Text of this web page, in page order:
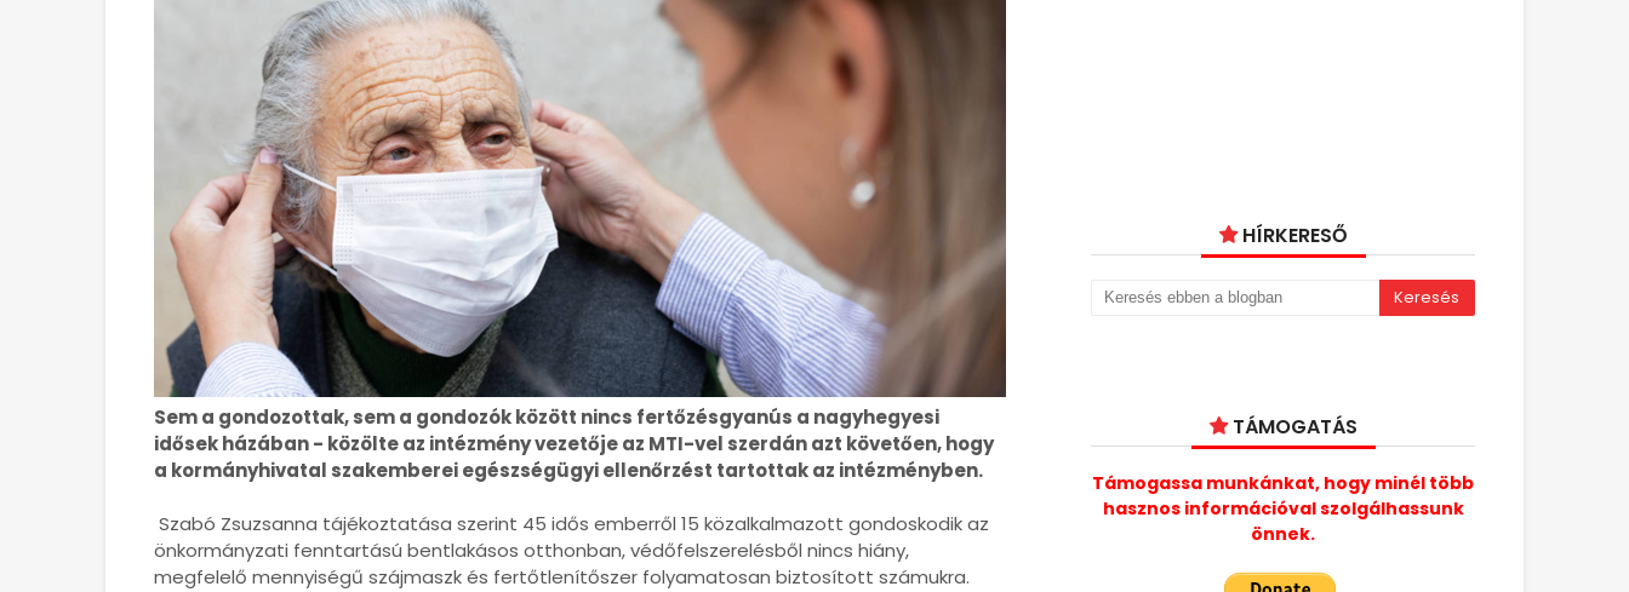
Sem a gondozottak, sem a gondozók között nincs fertőzésgyanús a nagyhegyesi
idősek házában - közölte az intézmény vezetője az MTI-vel szerdán azt követően, hogy
a kormányhivatal szakemberei egészségügyi ellenőrzést tartottak az intézményben.
Szabó Zsuzsanna tájékoztatása szerint 45 idős emberről 15 közalkalmazott gondoskodik az
önkormányzati fenntartású bentlakásos otthonban, védőfelszerelésből nincs hiány,
megfelelő mennyiségű szájmaszk és fertőtlenítőszer folyamatosan biztosított számukra.
HÍRKERESŐ
TÁMOGATÁS
Támogassa munkánkat, hogy minél több
hasznos információval szolgálhassunk
önnek.